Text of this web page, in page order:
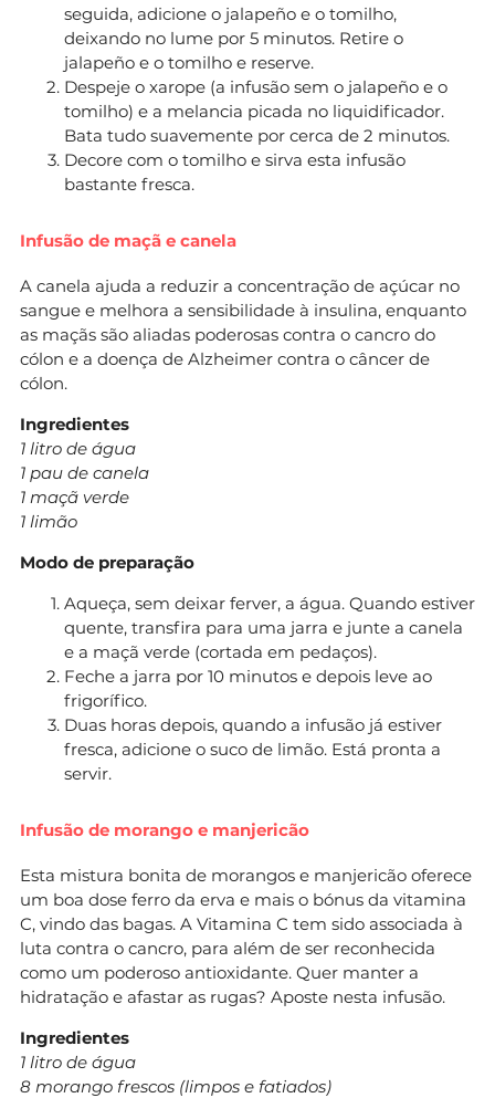
seguida, adicione o jalapeño e o tomilho,
deixando no lume por 5 minutos. Retire o
jalapeño e o tomilho e reserve.
Despeje o xarope (a infusão sem o jalapeño e o
tomilho) e a melancia picada no liquidificador.
Bata tudo suavemente por cerca de 2 minutos.
Decore com o tomilho e sirva esta infusão
bastante fresca.
Infusão de maçã e canela
A canela ajuda a reduzir a concentração de açúcar no
sangue e melhora a sensibilidade à insulina, enquanto
as maçãs são aliadas poderosas contra o cancro do
cólon e a doença de Alzheimer contra o câncer de
cólon.
Ingredientes
1 litro de água
1 pau de canela
1 maçã verde
1 limão
Modo de preparação
Aqueça, sem deixar ferver, a água. Quando estiver
quente, transfira para uma jarra e junte a canela
e a maçã verde (cortada em pedaços).
Feche a jarra por 10 minutos e depois leve ao
frigorífico.
Duas horas depois, quando a infusão já estiver
fresca, adicione o suco de limão. Está pronta a
servir.
Infusão de morango e manjericão
Esta mistura bonita de morangos e manjericão oferece
um boa dose ferro da erva e mais o bónus da vitamina
C, vindo das bagas. A Vitamina C tem sido associada à
luta contra o cancro, para além de ser reconhecida
como um poderoso antioxidante. Quer manter a
hidratação e afastar as rugas? Aposte nesta infusão.
Ingredientes
1 litro de água
8 morango frescos (limpos e fatiados)